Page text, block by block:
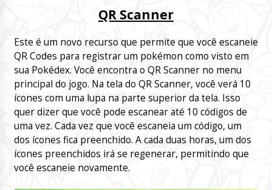
QR Scanner
Este é um novo recurso que permite que você escaneie
QR Codes para registrar um pokémon como visto em
sua Pokédex. Você encontra o QR Scanner no menu
principal do jogo. Na tela do QR Scanner, você verá 10
ícones com uma lupa na parte superior da tela. Isso
quer dizer que você pode escanear até 10 códigos de
uma vez. Cada vez que você escaneia um código, um
dos ícones fica preenchido. A cada duas horas, um dos
ícones preenchidos irá se regenerar, permitindo que
você escaneie novamente.